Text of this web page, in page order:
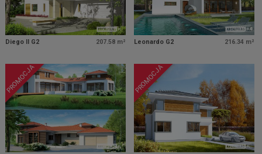
Diego II G2 207.58 m² Leonardo G2 216.34 m²
PROMOCJA PROMOCJA